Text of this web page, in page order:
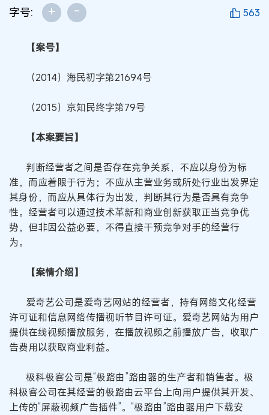
字号: + - 563
【案号】
（2014）海民初字第21694号
（2015）京知民终字第79号
【本案要旨】
判断经营者之间是否存在竞争关系，不应以身份为标
准，而应着眼于行为；不应从主营业务或所处行业出发界定
其身份，而应从具体行为出发，判断其行为是否具有竞争
性。经营者可以通过技术革新和商业创新获取正当竞争优
势，但非因公益必要，不得直接干预竞争对手的经营行
为。
【案情介绍】
爱奇艺公司是爱奇艺网站的经营者，持有网络文化经营
许可证和信息网络传播视听节目许可证。爱奇艺网站为用户
提供在线视频播放服务，在播放视频之前播放广告，收取广
告费用以获取商业利益。
极科极客公司是“极路由”路由器的生产者和销售者。极
科极客公司在其经营的极路由云平台上向用户提供其开发、
上传的“屏蔽视频广告插件”。“极路由”路由器用户下载安